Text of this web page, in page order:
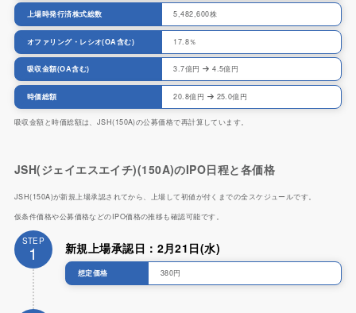
上場時発行済株式総数 5,482,600株
オファリング・レシオ(OA含む) 17.8％
吸収金額(OA含む) 3.7億円 4.5億円
時価総額 20.8億円 25.0億円
吸収金額と時価総額は、JSH(150A)の公募価格で再計算しています。
JSH(ジェイエスエイチ)(150A)のIPO日程と各価格
JSH(150A)が新規上場承認されてから、上場して初値が付くまでの全スケジュールです。
仮条件価格や公募価格などのIPO価格の推移も確認可能です。
STEP
1 新規上場承認日：2月21日(水)
想定価格 380円